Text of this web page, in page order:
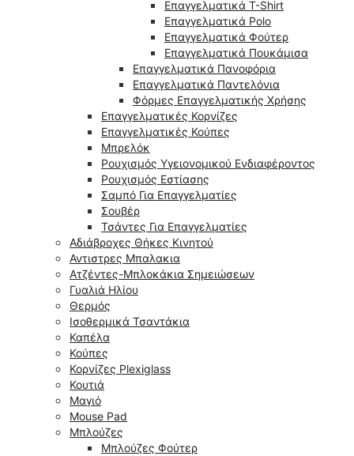
Επαγγελματικά T-Shirt
Επαγγελματικά Polo
Επαγγελματικά Φούτερ
Επαγγελματικά Πουκάμισα
Επαγγελματικά Πανοφόρια
Επαγγελματικά Παντελόνια
Φόρμες Επαγγελματικής Χρήσης
Επαγγελματικές Κορνίζες
Επαγγελματικές Κούπες
Μπρελόκ
Ρουχισμός Υγειονομικού Ενδιαφέροντος
Ρουχισμός Εστίασης
Σαμπό Για Επαγγελματίες
Σουβέρ
Τσάντες Για Επαγγελματίες
Αδιάβροχες Θήκες Κινητού
Αντιστρες Μπαλακια
Ατζέντες-Μπλοκάκια Σημειώσεων
Γυαλιά Ηλίου
Θερμός
Ισοθερμικά Τσαντάκια
Καπέλα
Κούπες
Κορνίζες Plexiglass
Κουτιά
Μαγιό
Mouse Pad
Μπλούζες
Μπλούζες Φούτερ